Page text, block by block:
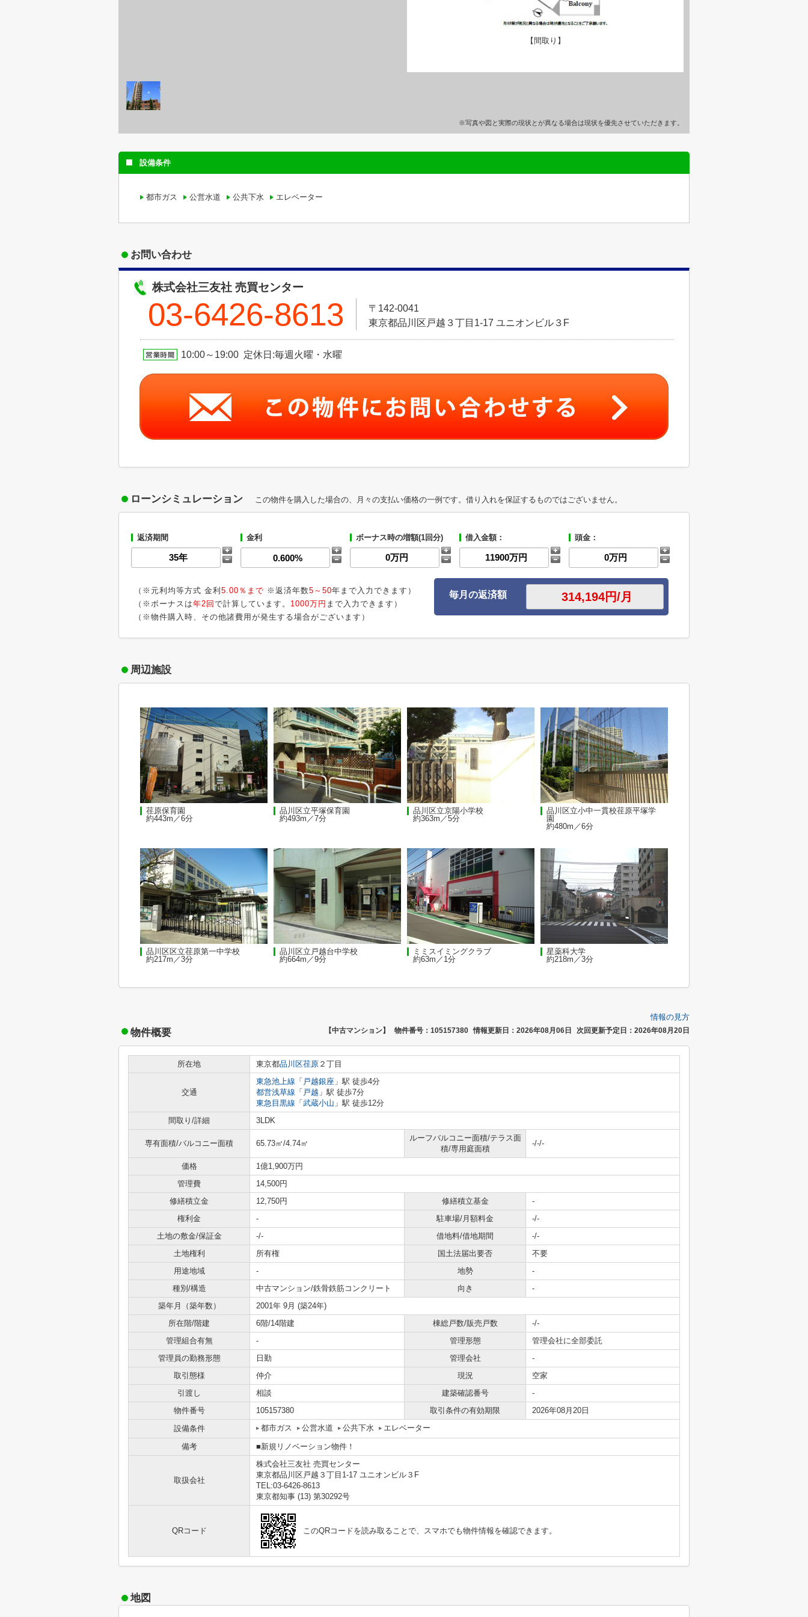
【間取り】
※写真や図と実際の現状とが異なる場合は現状を優先させていただきます。
設備条件
都市ガス 公営水道 公共下水 エレベーター
お問い合わせ
株式会社三友社 売買センター
03-6426-8613
〒142-0041
東京都品川区戸越３丁目1-17 ユニオンビル３F
10:00～19:00 定休日:毎週火曜・水曜
ローンシミュレーション この物件を購入した場合の、月々の支払い価格の一例です。借り入れを保証するものではございません。
返済期間 金利 ボーナス時の増額(1回分) 借入金額： 頭金：
（※元利均等方式 金利 5.00％まで ※返済年数5～50年まで入力できます）
（※ボーナスは年2回 で計算しています。 1000万円 まで入力できます）
（※物件購入時、その他諸費用が発生する場合がございます）
毎月の返済額
周辺施設
荏原保育園
約443m／6分
品川区立平塚保育園
約493m／7分
品川区立京陽小学校
約363m／5分
品川区立小中一貫校荏原平塚学
園
約480m／6分
品川区区立荏原第一中学校
約217m／3分
品川区立戸越台中学校
約664m／9分
ミミスイミングクラブ
約63m／1分
星薬科大学
約218m／3分
情報の見方
物件概要 【中古マンション】 物件番号：105157380 情報更新日：2026年08月06日 次回更新予定日：2026年08月20日
所在地 東京都品川区荏原 ２丁目
交通
東急池上線 「 戸越銀座 」駅 徒歩4分
都営浅草線 「 戸越 」駅 徒歩7分
東急目黒線 「 武蔵小山 」駅 徒歩12分
間取り/詳細
3LDK
専有面積/バルコニー面積 65.73㎡/4.74㎡
ルーフバルコニー面積/テラス面
積/専用庭面積
-/-/-
価格
1億1,900万円
管理費
14,500円
修繕積立金
12,750円 修繕積立基金
-
権利金
- 駐車場/月額料金
-/-
土地の敷金/保証金
-/- 借地料/借地期間
-/-
土地権利
所有権 国土法届出要否
不要
用途地域
- 地勢
-
種別/構造
中古マンション/鉄骨鉄筋コンクリート 向き
-
築年月（築年数）
2001年 9月 (築24年)
所在階/階建
6階/14階建 棟総戸数/販売戸数
-/-
管理組合有無
- 管理形態
管理会社に全部委託
管理員の勤務形態
日勤 管理会社
-
取引態様
仲介 現況
空家
引渡し
相談 建築確認番号
-
物件番号
105157380 取引条件の有効期限
2026年08月20日
設備条件
都市ガス 公営水道 公共下水 エレベーター
備考 ■新規リノベーション物件！
取扱会社
株式会社三友社 売買センター
東京都品川区戸越３丁目1-17 ユニオンビル３F
TEL:03-6426-8613
東京都知事 (13) 第30292号
QRコード このQRコードを読み取ることで、スマホでも物件情報を確認できます。
地図